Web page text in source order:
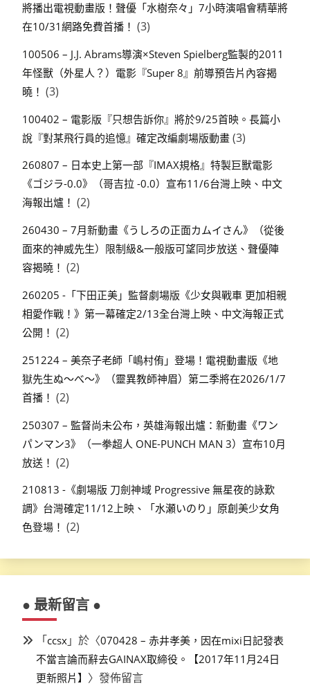
將播出電視動畫版！聲優「水樹奈々」7小時演唱會精華將
在10/31網路免費首播！ (3)
100506 – J.J. Abrams導演×Steven Spielberg監製的2011
年怪獸（外星人？）電影『Super 8』前導預告片內容揭
曉！ (3)
100402 – 電影版『只想告訴你』將於9/25首映。長篇小
說『對某飛行員的追憶』確定改編劇場版動畫 (3)
260807 – 日本史上第一部『IMAX規格』特製巨獸電影
《ゴジラ-0.0》（哥吉拉 -0.0）宣布11/6台灣上映、中文
海報出爐！ (2)
260430 – 7月新動畫《うしろの正面カムイさん》（從後
面來的神威先生）限制級&一般版可望同步放送、聲優陣
容揭曉！ (2)
260205 -「下田正美」監督劇場版《少女與戰車 更加相親
相愛作戰！》第一幕確定2/13全台灣上映、中文海報正式
公開！ (2)
251224 – 美奈子老師「嶋村侑」登場！電視動畫版《地
獄先生ぬ～べ～》（靈異教師神眉）第二季將在2026/1/7
首播！ (2)
250307 – 監督尚未公布，英雄海報出爐：新動畫《ワン
パンマン3》（一拳超人 ONE-PUNCH MAN 3）宣布10月
放送！ (2)
210813 -《劇場版 刀劍神域 Progressive 無星夜的詠歎
調》台灣確定11/12上映、「水瀬いのり」原創美少女角
色登場！ (2)
● 最新留言 ●
「ccsx 」於〈070428 – 赤井孝美，因在mixi日記發表
不當言論而辭去GAINAX取締役。【2017年11月24日
更新照片】 〉發佈留言